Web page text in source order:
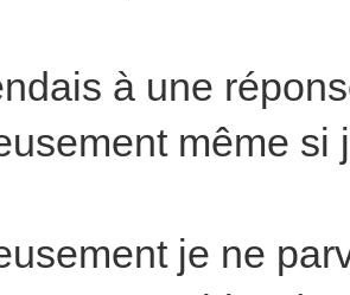
à une
même
je ne